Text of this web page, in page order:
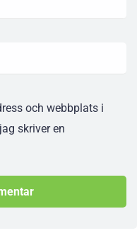
och webbplats i
skriver en